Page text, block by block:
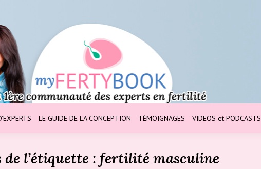
LE GUIDE DE LA CONCEPTION TÉMOIGNAGES VIDEOS et PODCASTS
l’étiquette : fertilité masculine